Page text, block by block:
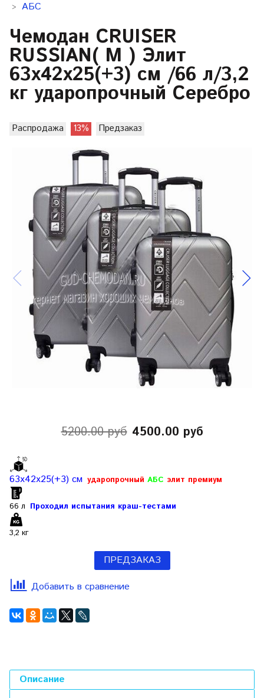
АБС
Чемодан CRUISER
RUSSIAN( M ) Элит
63х42х25(+3) см /66 л/3,2
кг ударопрочный Серебро
Распродажа 13% Предзаказ
5200.00 руб 4500.00 руб
63х42х25(+3) см ударопрочный АБС элит премиум
66 л Проходил испытания краш-тестами
3,2 кг
ПРЕДЗАКАЗ
Добавить в сравнение
Описание